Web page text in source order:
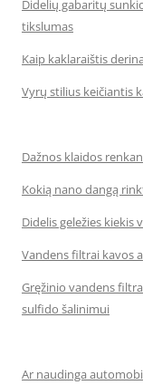
Didelių gabaritų
tikslumas
Kaip kaklaraištis
Vyrų stilius keičiantis
Dažnos klaidos
Kokią nano dangą
Didelis geležies
Vandens filtrai kavos
Gręžinio vandens
sulfido šalinimui
Ar naudinga